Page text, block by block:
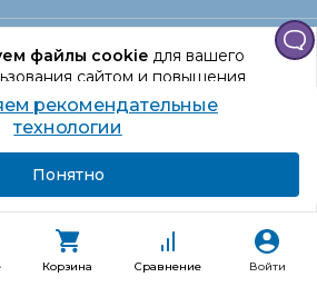
Корзина Сравнение Войти
файлы cookieдля вашего
сайтом и повышения
рекомендаций.
сайта, вы даете
персональных данных
рекомендательные
технологии
Понятно